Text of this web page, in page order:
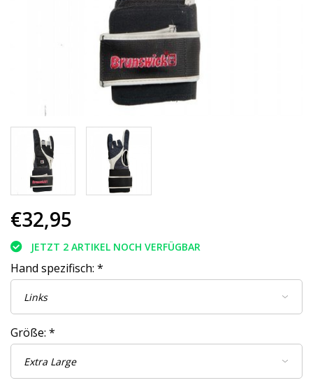
€32,95
JETZT 2 ARTIKEL NOCH VERFÜGBAR
Hand spezifisch: *
Größe: *